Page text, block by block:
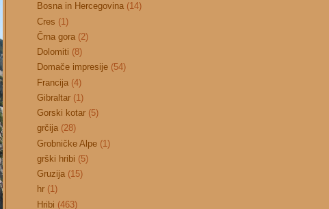
Bosna in Hercegovina (14)
Cres (1)
Črna gora (2)
Dolomiti (8)
Domače impresije (54)
Francija (4)
Gibraltar (1)
Gorski kotar (5)
grčija (28)
Grobničke Alpe (1)
grški hribi (5)
Gruzija (15)
hr (1)
Hribi (463)